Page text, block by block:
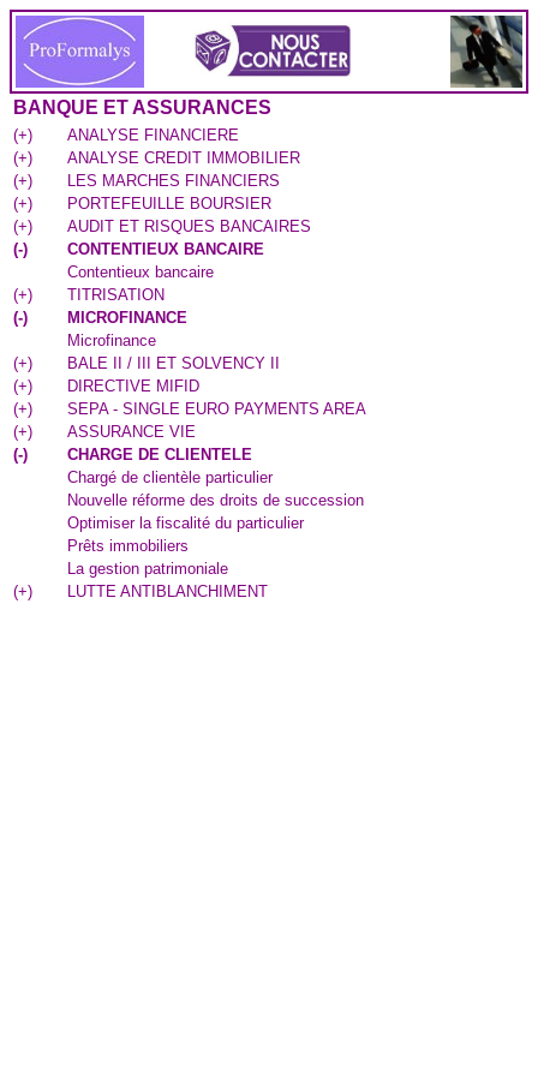
BANQUE ET ASSURANCES
(+)
ANALYSE FINANCIERE
(+)
ANALYSE CREDIT IMMOBILIER
(+)
LES MARCHES FINANCIERS
(+)
PORTEFEUILLE BOURSIER
(+)
AUDIT ET RISQUES BANCAIRES
(-)
CONTENTIEUX BANCAIRE
Contentieux bancaire
(+)
TITRISATION
(-)
MICROFINANCE
Microfinance
(+)
BALE II / III ET SOLVENCY II
(+)
DIRECTIVE MIFID
(+)
SEPA - SINGLE EURO PAYMENTS AREA
(+)
ASSURANCE VIE
(-)
CHARGE DE CLIENTELE
Chargé de clientèle particulier
Nouvelle réforme des droits de succession
Optimiser la fiscalité du particulier
Prêts immobiliers
La gestion patrimoniale
(+) LUTTE ANTIBLANCHIMENT